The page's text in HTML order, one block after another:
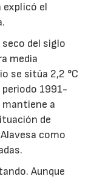
explicó el
del siglo
media
se sitúa 2,2 °C
1991-
mantiene a
de
como
Aunque